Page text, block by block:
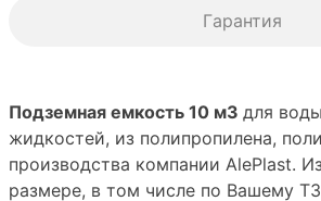
Гарантия
Подземная емкость 10 м3 для
жидкостей, из полипропилена,
производства компании AlePlast.
размере, в том числе по Вашему